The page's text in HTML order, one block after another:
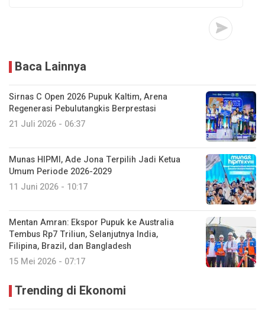
Baca Lainnya
Sirnas C Open 2026 Pupuk Kaltim, Arena
Regenerasi Pebulutangkis Berprestasi
21 Juli 2026 - 06:37
Munas HIPMI, Ade Jona Terpilih Jadi Ketua
Umum Periode 2026-2029
11 Juni 2026 - 10:17
Mentan Amran: Ekspor Pupuk ke Australia
Tembus Rp7 Triliun, Selanjutnya India,
Filipina, Brazil, dan Bangladesh
15 Mei 2026 - 07:17
Trending di Ekonomi